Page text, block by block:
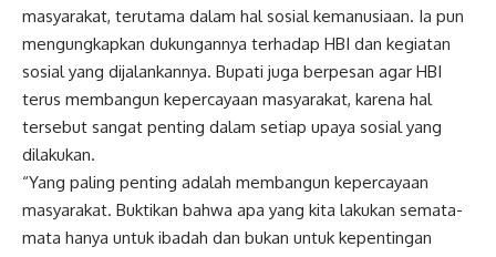
masyarakat, terutama dalam hal sosial kemanusiaan. Ia pun
mengungkapkan dukungannya terhadap HBI dan kegiatan
sosial yang dijalankannya. Bupati juga berpesan agar HBI
terus membangun kepercayaan masyarakat, karena hal
tersebut sangat penting dalam setiap upaya sosial yang
dilakukan.
“Yang paling penting adalah membangun kepercayaan
masyarakat. Buktikan bahwa apa yang kita lakukan semata-
mata hanya untuk ibadah dan bukan untuk kepentingan